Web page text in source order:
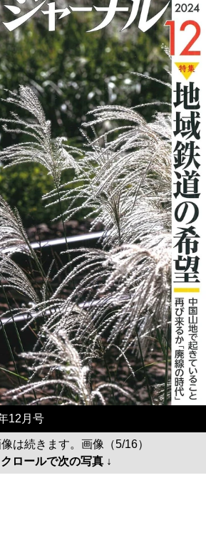
12月号
は続きます。画像（5/16）
クロールで次の写真 ↓